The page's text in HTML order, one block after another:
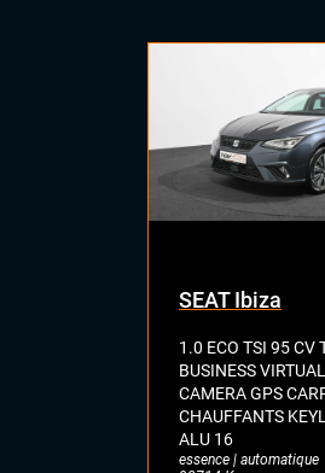
SEAT Ibiza
1.0 ECO TSI 95 CV
BUSINESS
CAMERA GPS
CHAUFFANTS
ALU 16
essence | automatique